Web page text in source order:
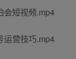
会短视频.mp4
运营技巧.mp4